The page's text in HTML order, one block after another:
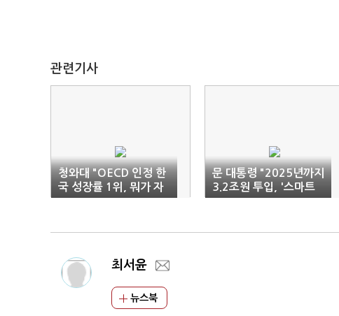
관련기사
청와대 "OECD 인정 한
국 성장률 1위, 뭐가 자
화자찬인가"
문 대통령 "2025년까지
3.2조원 투입, '스마트
그린 산단' 전환 속도낼
최서윤
뉴스북